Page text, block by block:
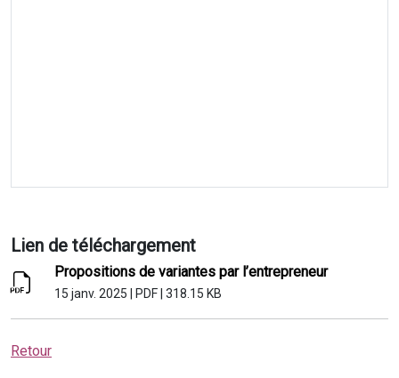
Lien de téléchargement
Propositions de variantes par l’entrepreneur
15 janv. 2025 PDF 318.15 KB
Retour